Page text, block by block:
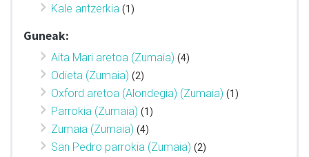
Kale antzerkia (1)
Guneak:
Aita Mari aretoa (Zumaia) (4)
Odieta (Zumaia) (2)
Oxford aretoa (Alondegia) (Zumaia) (1)
Parrokia (Zumaia) (1)
Zumaia (Zumaia) (4)
San Pedro parrokia (Zumaia) (2)